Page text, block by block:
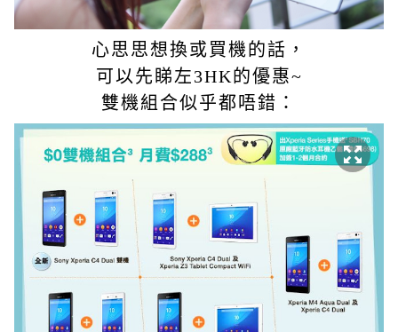
心思思想換或買機的話，
可以先睇左3HK的優惠~
雙機組合似乎都唔錯：